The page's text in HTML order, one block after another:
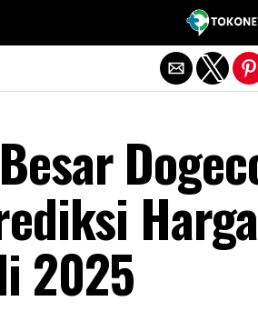
2025
Exit mobile